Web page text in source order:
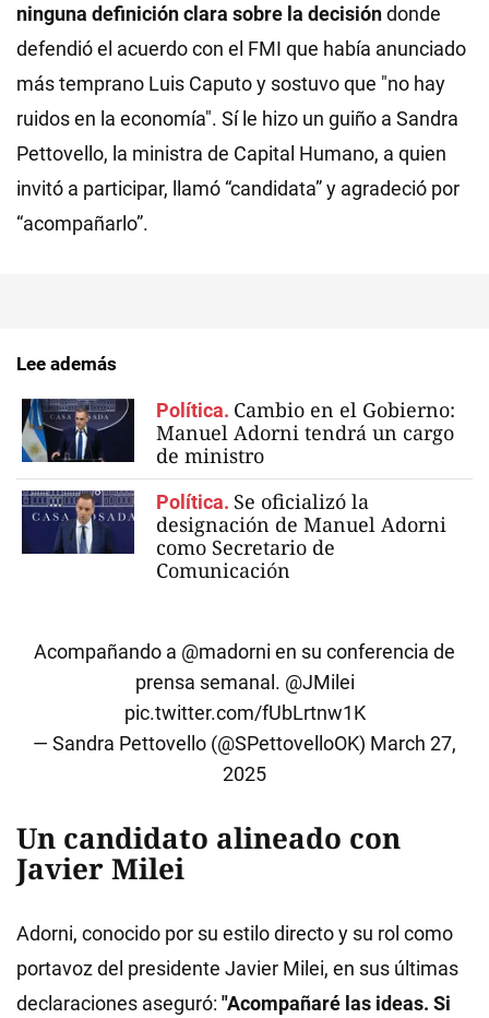
ninguna definición clara sobre la decisióndonde
defendió el acuerdo con el FMI que había anunciado
más temprano Luis Caputo y sostuvo que "no hay
ruidos en la economía". Sí le hizo un guiño a Sandra
Pettovello, la ministra de Capital Humano, a quien
invitó a participar, llamó “candidata” y agradeció por
“acompañarlo”.
Lee además
Política. Cambio en el Gobierno:
Manuel Adorni tendrá un cargo
de ministro
Política. Se oficializó la
designación de Manuel Adorni
como Secretario de
Comunicación
Acompañando a @madorni en su conferencia de
prensa semanal. @JMilei
pic.twitter.com/fUbLrtnw1K
— Sandra Pettovello (@SPettovelloOK) March 27,
2025
Un candidato alineado con
Javier Milei
Adorni, conocido por su estilo directo y su rol como
portavoz del presidente Javier Milei, en sus últimas
declaraciones aseguró: "Acompañaré las ideas. Si